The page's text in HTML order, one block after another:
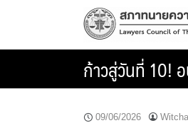
ก้าวสู่วันที่ 10!
09/06/2026